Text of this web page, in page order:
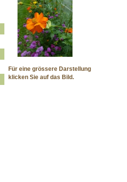
Für eine grössere Darstellung
klicken Sie auf das Bild.